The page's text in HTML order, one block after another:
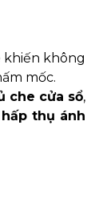
khiến không
mốc.
che cửa sổ,
thụ ánh